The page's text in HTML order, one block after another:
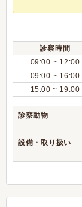
診察時間
09:00 ~ 12:00
09:00 ~ 16:00
15:00 ~ 19:00
診察動物
設備・取り扱い